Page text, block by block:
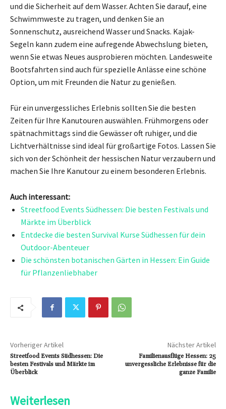
und die Sicherheit auf dem Wasser. Achten Sie darauf, eine
Schwimmweste zu tragen, und denken Sie an
Sonnenschutz, ausreichend Wasser und Snacks. Kajak-
Segeln kann zudem eine aufregende Abwechslung bieten,
wenn Sie etwas Neues ausprobieren möchten. Landesweite
Bootsfahrten sind auch für spezielle Anlässe eine schöne
Option, um mit Freunden die Natur zu genießen.
Für ein unvergessliches Erlebnis sollten Sie die besten
Zeiten für Ihre Kanutouren auswählen. Frühmorgens oder
spätnachmittags sind die Gewässer oft ruhiger, und die
Lichtverhältnisse sind ideal für großartige Fotos. Lassen Sie
sich von der Schönheit der hessischen Natur verzaubern und
machen Sie Ihre Kanutour zu einem besonderen Erlebnis.
Auch interessant:
Streetfood Events Südhessen: Die besten Festivals und
Märkte im Überblick
Entdecke die besten Survival Kurse Südhessen für dein
Outdoor-Abenteuer
Die schönsten botanischen Gärten in Hessen: Ein Guide
für Pflanzenliebhaber
Vorheriger Artikel
Streetfood Events Südhessen: Die
besten Festivals und Märkte im
Überblick
Nächster Artikel
Familienausflüge Hessen: 25
unvergessliche Erlebnisse für die
ganze Familie
Weiterlesen